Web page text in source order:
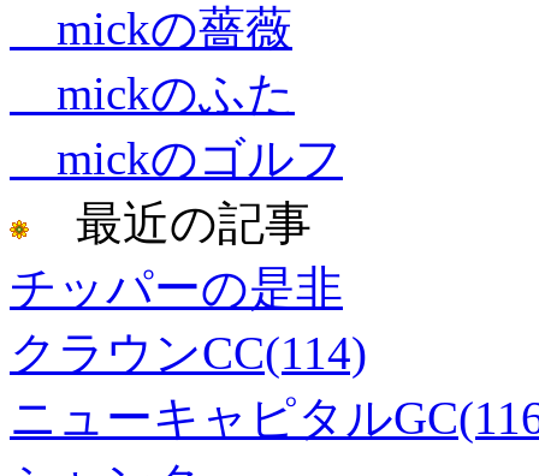
mickの薔薇
mickのふた
mickのゴルフ
最近の記事
チッパーの是非
クラウンCC(114)
ニューキャピタル